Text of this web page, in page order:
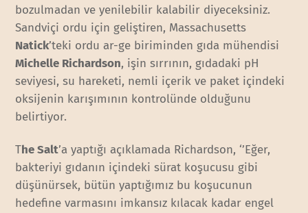
bozulmadan ve yenilebilir kalabilir diyeceksiniz.
Sandviçi ordu için geliştiren, Massachusetts
Natick’teki ordu ar-ge biriminden gıda mühendisi
Michelle Richardson, işin sırrının, gıdadaki pH
seviyesi, su hareketi, nemli içerik ve paket içindeki
oksijenin karışımının kontrolünde olduğunu
belirtiyor.
The Salt’a yaptığı açıklamada Richardson, ‘’Eğer,
bakteriyi gıdanın içindeki sürat koşucusu gibi
düşünürsek, bütün yaptığımız bu koşucunun
hedefine varmasını imkansız kılacak kadar engel